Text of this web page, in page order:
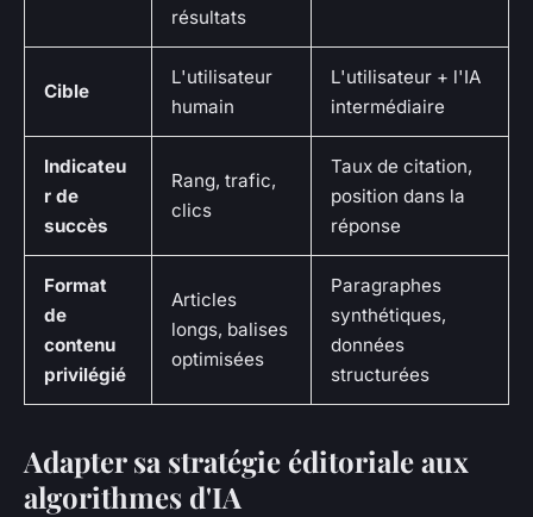
résultats
Cible
L'utilisateur
humain
L'utilisateur + l'IA
intermédiaire
Indicateu
r de
succès
Rang, trafic,
clics
Taux de citation,
position dans la
réponse
Format
de
contenu
privilégié
Articles
longs, balises
optimisées
Paragraphes
synthétiques,
données
structurées
Adapter sa stratégie éditoriale aux
algorithmes d'IA